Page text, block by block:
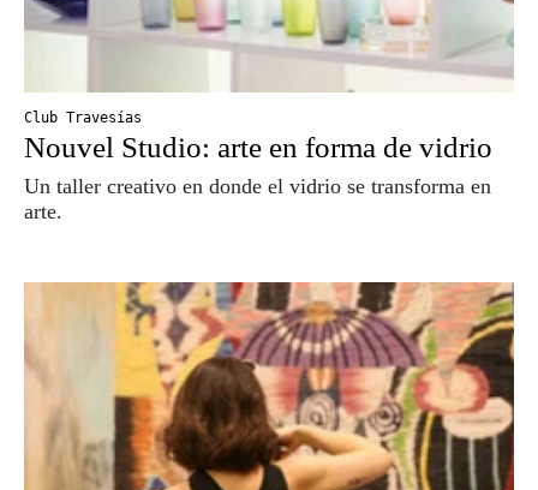
Club Travesías
Nouvel Studio: arte en forma de vidrio
Un taller creativo en donde el vidrio se transforma en
arte.